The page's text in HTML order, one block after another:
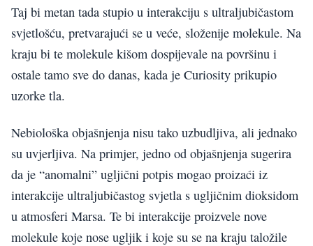
Taj bi metan tada stupio u interakciju s ultraljubičastom
svjetlošću, pretvarajući se u veće, složenije molekule. Na
kraju bi te molekule kišom dospijevale na površinu i
ostale tamo sve do danas, kada je Curiosity prikupio
uzorke tla.
Nebiološka objašnjenja nisu tako uzbudljiva, ali jednako
su uvjerljiva. Na primjer, jedno od objašnjenja sugerira
da je “anomalni” ugljični potpis mogao proizaći iz
interakcije ultraljubičastog svjetla s ugljičnim dioksidom
u atmosferi Marsa. Te bi interakcije proizvele nove
molekule koje nose ugljik i koje su se na kraju taložile